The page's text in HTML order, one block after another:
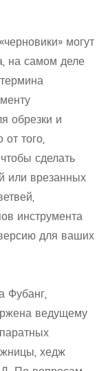
могут
на самом деле
обрезки и
того,
сделать
или врезанных
инструмента
для ваших
Фубанг,
ведущему
хедж